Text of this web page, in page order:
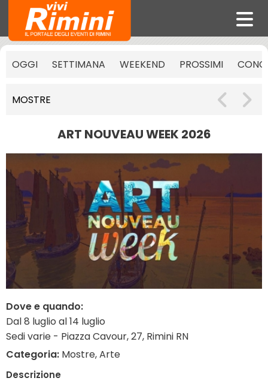
OGGI SETTIMANA WEEKEND PROSSIMI
MOSTRE
ART NOUVEAU WEEK 2026
Dove e quando:
Dal 8 luglio al 14 luglio
Sedi varie - Piazza Cavour, 27, Rimini RN
Categoria: Mostre, Arte
Descrizione